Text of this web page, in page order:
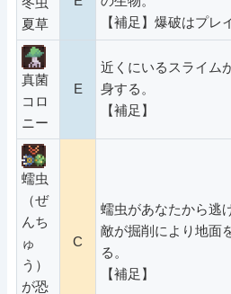
夏草
【補足】爆破はプレ
真菌
コロ
ニー
E
近くにいるスライム
身する。
【補足】
蠕虫
（ぜ
んち
ゅ
う）
が恐
C
蠕虫があなたから逃
敵が掘削により地面
る。
【補足】